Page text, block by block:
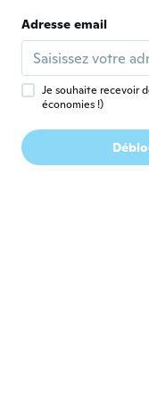
vous
il y a 5 ans
L Lou
Inscrit
Vraiment
Adresse email
Je souhaite recevoir
économies !)